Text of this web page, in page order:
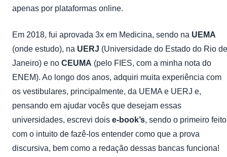
apenas por plataformas online.
Em 2018, fui aprovada 3x em Medicina, sendo na UEMA
(onde estudo), na UERJ (Universidade do Estado do Rio de
Janeiro) e no CEUMA (pelo FIES, com a minha nota do
ENEM). Ao longo dos anos, adquiri muita experiência com
os vestibulares, principalmente, da UEMA e UERJ e,
pensando em ajudar vocês que desejam essas
universidades, escrevi dois e-book’s, sendo o primeiro feito
com o intuito de fazê-los entender como que a prova
discursiva, bem como a redação dessas bancas funciona!